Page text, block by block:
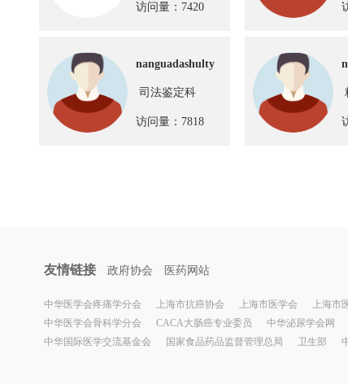
访问量：7420
nanguadashulty
司法鉴定科
访问量：7818
友情链接 政府协会 医药网站
中华医学会疼痛学分会 上海市抗癌协会 上海市医学会 上海市
中华医学会骨科学分会
CACA大肠癌专业委员 中华泌尿学会网
中华国际医学交流基金会
国家食品药品监督管理总局 卫生部